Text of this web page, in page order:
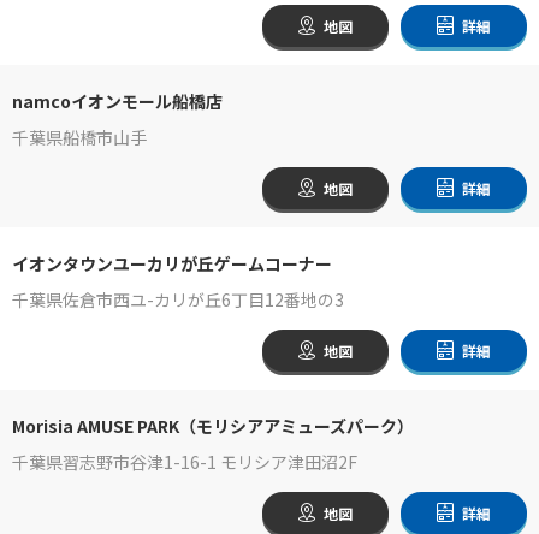
地図 詳細
namcoイオンモール船橋店
千葉県船橋市山手
地図 詳細
イオンタウンユーカリが丘ゲームコーナー
千葉県佐倉市西ユ-カリが丘6丁目12番地の3
地図 詳細
Morisia AMUSE PARK（モリシアアミューズパーク）
千葉県習志野市谷津1-16-1 モリシア津田沼2F
地図 詳細